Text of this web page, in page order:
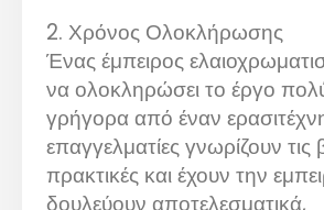
2. Χρόνος Ολοκλήρωσης
Ένας έμπειρος
να ολοκληρώσει το έργο
γρήγορα από έναν
επαγγελματίες γνωρίζουν τις
πρακτικές και έχουν την